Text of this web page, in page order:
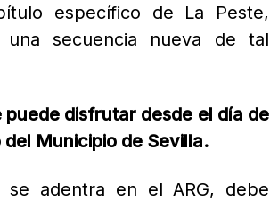
específico de La Peste,
secuencia nueva de tal
puede disfrutar desde el día de
Municipio de Sevilla.
se adentra en el ARG, debe